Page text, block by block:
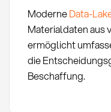
ModerneData-
Materialdaten aus
ermöglicht
die
Beschaffung.